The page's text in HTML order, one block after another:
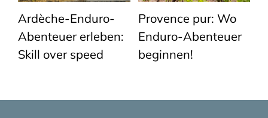
Ardèche-Enduro-
Abenteuer erleben:
Skill over speed
Provence pur: Wo
Enduro-Abenteuer
beginnen!